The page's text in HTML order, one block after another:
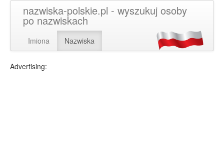
nazwiska-polskie.pl - wyszukuj osoby
po nazwiskach
Imiona Nazwiska
Advertising: